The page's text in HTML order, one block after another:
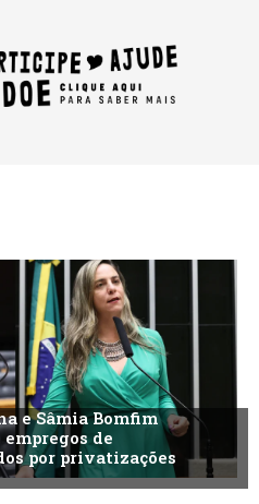
e Sâmia Bomfim
de
por privatizações